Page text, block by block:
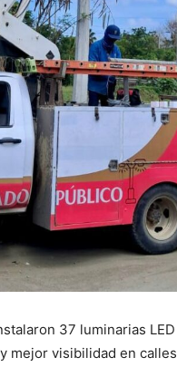
37 luminarias
mejor visibilidad en